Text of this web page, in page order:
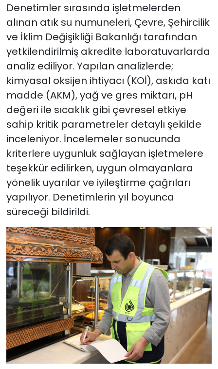
Denetimler sırasında işletmelerden
alınan atık su numuneleri, Çevre, Şehircilik
ve İklim Değişikliği Bakanlığı tarafından
yetkilendirilmiş akredite laboratuvarlarda
analiz ediliyor. Yapılan analizlerde;
kimyasal oksijen ihtiyacı (KOİ), askıda katı
madde (AKM), yağ ve gres miktarı, pH
değeri ile sıcaklık gibi çevresel etkiye
sahip kritik parametreler detaylı şekilde
inceleniyor. İncelemeler sonucunda
kriterlere uygunluk sağlayan işletmelere
teşekkür edilirken, uygun olmayanlara
yönelik uyarılar ve iyileştirme çağrıları
yapılıyor. Denetimlerin yıl boyunca
süreceği bildirildi.